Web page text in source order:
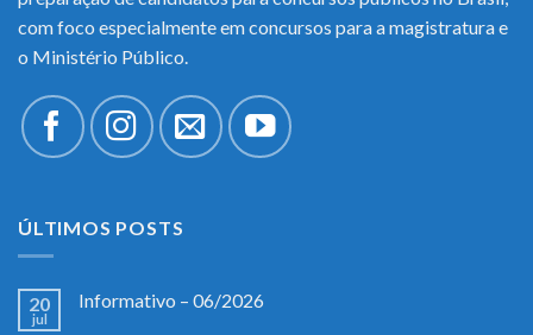
com foco especialmente em concursos para a magistratura e
o Ministério Público.
ÚLTIMOS POSTS
20
jul
Informativo – 06/2026